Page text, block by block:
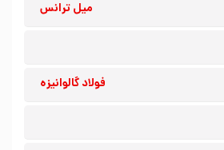
میل ترانس
فولاد گالوانیزه